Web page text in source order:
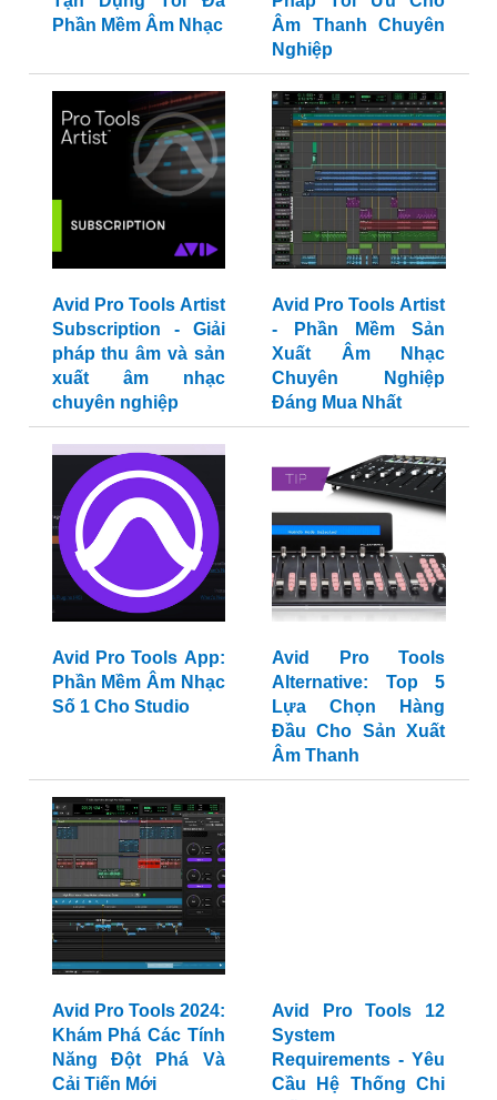
Phần Mềm Âm Nhạc
Âm Thanh Chuyên
Nghiệp
Avid Pro Tools Artist
Subscription - Giải
pháp thu âm và sản
xuất âm nhạc
chuyên nghiệp
Avid Pro Tools Artist
- Phần Mềm Sản
Xuất Âm Nhạc
Chuyên Nghiệp
Đáng Mua Nhất
Avid Pro Tools App:
Phần Mềm Âm Nhạc
Số 1 Cho Studio
Avid Pro Tools
Alternative: Top 5
Lựa Chọn Hàng
Đầu Cho Sản Xuất
Âm Thanh
Avid Pro Tools 2024:
Khám Phá Các Tính
Năng Đột Phá Và
Cải Tiến Mới
Avid Pro Tools 12
System
Requirements - Yêu
Cầu Hệ Thống Chi